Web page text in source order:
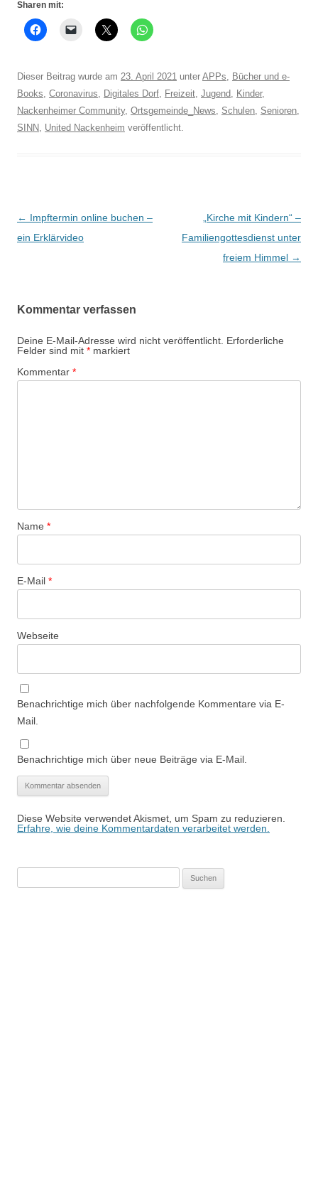
Sharen mit:
Dieser Beitrag wurde am 23. April 2021 unter APPs, Bücher und e-
Books, Coronavirus, Digitales Dorf, Freizeit, Jugend, Kinder,
Nackenheimer Community, Ortsgemeinde_News, Schulen, Senioren,
SINN, United Nackenheim veröffentlicht.
Beitrags-
Navigation
← Impftermin online buchen –
ein Erklärvideo
„Kirche mit Kindern“ –
Familiengottesdienst unter
freiem Himmel →
Kommentar verfassen
Deine E-Mail-Adresse wird nicht veröffentlicht. Erforderliche
Felder sind mit * markiert
Kommentar *
Name *
E-Mail *
Webseite
Benachrichtige mich über nachfolgende Kommentare via E-
Mail.
Benachrichtige mich über neue Beiträge via E-Mail.
Diese Website verwendet Akismet, um Spam zu reduzieren.
Erfahre, wie deine Kommentardaten verarbeitet werden.